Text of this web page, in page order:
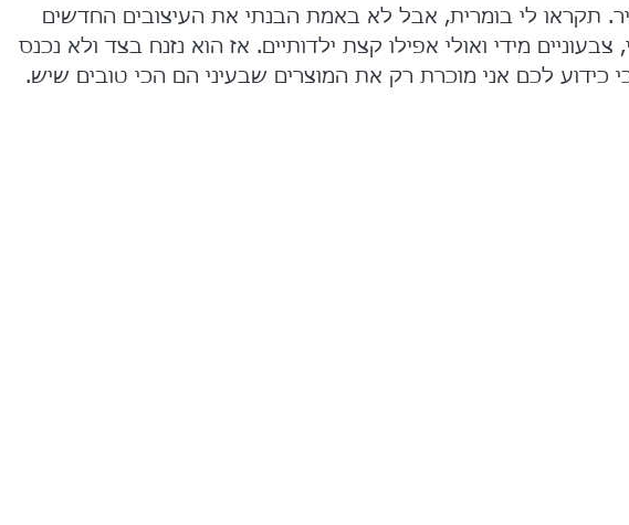
תקראו לי בומרית, אבל לא באמת הבנתי את העיצובים החדשים
צבעוניים מידי ואולי אפילו קצת ילדותיים. אז הוא נזנח בצד ולא נכנס
כידוע לכם אני מוכרת רק את המוצרים שבעיני הם הכי טובים שיש.